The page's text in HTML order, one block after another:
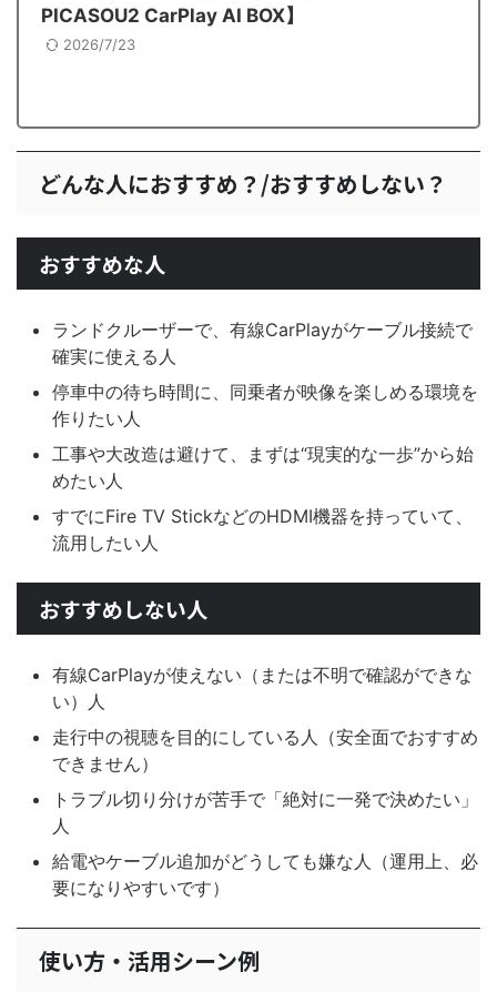
PICASOU2 CarPlay AI BOX】
2026/7/23
どんな人におすすめ？/おすすめしない？
おすすめな人
ランドクルーザーで、有線CarPlayがケーブル接続で
確実に使える人
停車中の待ち時間に、同乗者が映像を楽しめる環境を
作りたい人
工事や大改造は避けて、まずは“現実的な一歩”から始
めたい人
すでにFire TV StickなどのHDMI機器を持っていて、
流用したい人
おすすめしない人
有線CarPlayが使えない（または不明で確認ができな
い）人
走行中の視聴を目的にしている人（安全面でおすすめ
できません）
トラブル切り分けが苦手で「絶対に一発で決めたい」
人
給電やケーブル追加がどうしても嫌な人（運用上、必
要になりやすいです）
使い方・活用シーン例